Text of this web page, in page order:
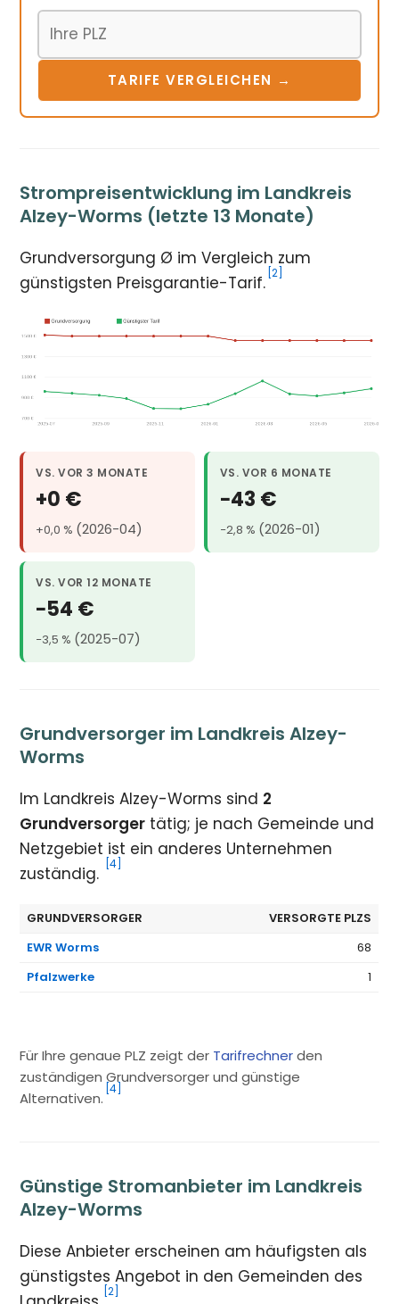
TARIFE VERGLEICHEN →
Strompreisentwicklung im Landkreis
Alzey-Worms (letzte 13 Monate)
Grundversorgung Ø im Vergleich zum
günstigsten Preisgarantie-Tarif. [2]
VS. VOR 3 MONATE
+0 €
+0,0 % (2026-04)
VS. VOR 6 MONATE
−43 €
−2,8 % (2026-01)
VS. VOR 12 MONATE
−54 €
−3,5 % (2025-07)
Grundversorger im Landkreis Alzey-
Worms
Im Landkreis Alzey-Worms sind 2
Grundversorger tätig; je nach Gemeinde und
Netzgebiet ist ein anderes Unternehmen
zuständig.
[4]
GRUNDVERSORGER
VERSORGTE PLZS
EWR Worms
68
Pfalzwerke
1
Für Ihre genaue PLZ zeigt der Tarifrechnerden
zuständigen Grundversorger und günstige
Alternativen.
[4]
Günstige Stromanbieter im Landkreis
Alzey-Worms
Diese Anbieter erscheinen am häufigsten als
günstigstes Angebot in den Gemeinden des
[2]